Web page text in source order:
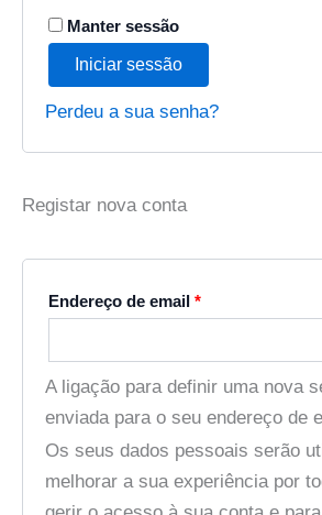
Manter sessão
Iniciar sessão
Perdeu a sua senha?
Registar nova conta
Endereço de email *
A ligação para definir uma nova
enviada para o seu endereço de
Os seus dados pessoais serão
melhorar a sua experiência por